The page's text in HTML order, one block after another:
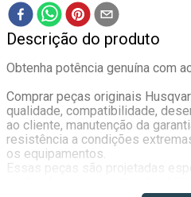
Descrição do produto
Obtenha potência genuína com
Comprar peças originais
qualidade, compatibilidade,
ao cliente, manutenção da
resistência a condições
os equipamentos.
Essas peças são projetadas